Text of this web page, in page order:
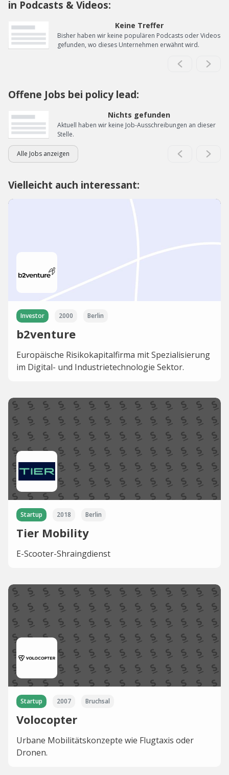
in Podcasts & Videos:
Keine Treffer
Bisher haben wir keine populären Podcasts oder Videos
gefunden, wo dieses Unternehmen erwähnt wird.
Offene Jobs bei policy lead:
Nichts gefunden
Aktuell haben wir keine Job-Ausschreibungen an dieser
Stelle.
Alle Jobs anzeigen
Vielleicht auch interessant:
Investor 2000 Berlin
b2venture
Europäische Risikokapitalfirma mit Spezialisierung
im Digital- und Industrietechnologie Sektor.
Startup 2018 Berlin
Tier Mobility
E-Scooter-Shraingdienst
Startup 2007 Bruchsal
Volocopter
Urbane Mobilitätskonzepte wie Flugtaxis oder
Dronen.